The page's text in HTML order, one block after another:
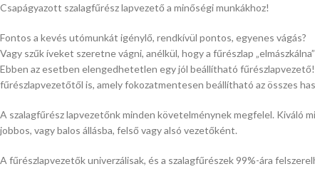
Csapágyazott szalagfűrész lapvezető a minőségi munkákhoz!
Fontos a kevés utómunkát igénylő, rendkívül pontos, egyenes vágás?
Vagy szűk íveket szeretne vágni, anélkül, hogy a fűrészlap
Ebben az esetben elengedhetetlen egy jól beállítható
fűrészlapvezetőtől is, amely fokozatmentesen beállítható az összes
A szalagfűrész lapvezetőnk minden követelménynek megfelel. Kiváló
jobbos, vagy balos állásba, felső vagy alsó vezetőként.
A fűrészlapvezetők univerzálisak, és a szalagfűrészek 99%-ára